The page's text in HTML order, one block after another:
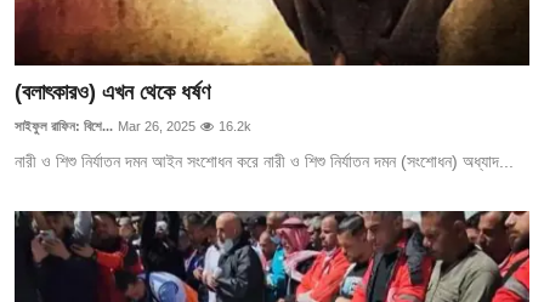
(বলাৎকারও) এখন থেকে ধর্ষণ
সাইফুল রাফিন: বিশে... Mar 26, 2025 16.2k
নারী ও শিশু নির্যাতন দমন আইন সংশোধন করে নারী ও শিশু নির্যাতন দমন (সংশোধন) অধ্যাদ...